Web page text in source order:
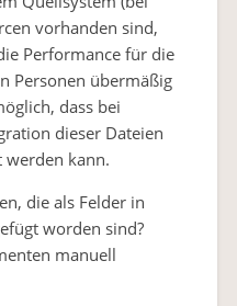
vorhanden sind,
Performance für die
Personen übermäßig
dass bei
dieser Dateien
werden kann.
die als Felder in
worden sind?
manuell